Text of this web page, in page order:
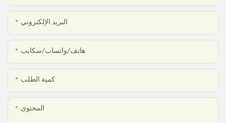
البريد الإلكتروني
هاتف/واتساب/سكايب
كمية الطلب
المحتوى